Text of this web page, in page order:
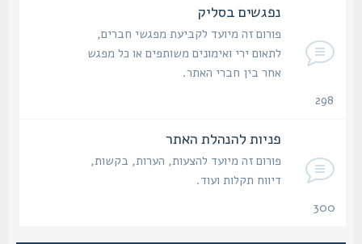
נפגשים בסליק
פורום זה מיועד לקביעת מפגשי חברים,
לתאום ירי ואימונים משותפים או כל מפגש
אחר בין חברי האתר.
פניות להנהלת האתר
פורום זה מיועד להצעות, הערות, בקשות,
דיווח תקלות ועוד.